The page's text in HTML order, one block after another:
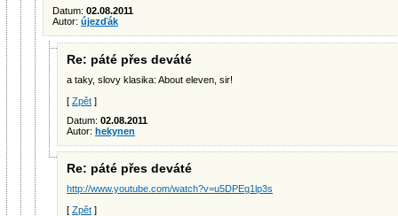
Datum: 02.08.2011
Autor: újezďák
Re: páté přes deváté
a taky, slovy klasika: About eleven, sir!
[ Zpět ]
Datum: 02.08.2011
Autor: hekynen
Re: páté přes deváté
http://www.youtube.com/watch?v=u5DPEg1lp3s
[ Zpět ]